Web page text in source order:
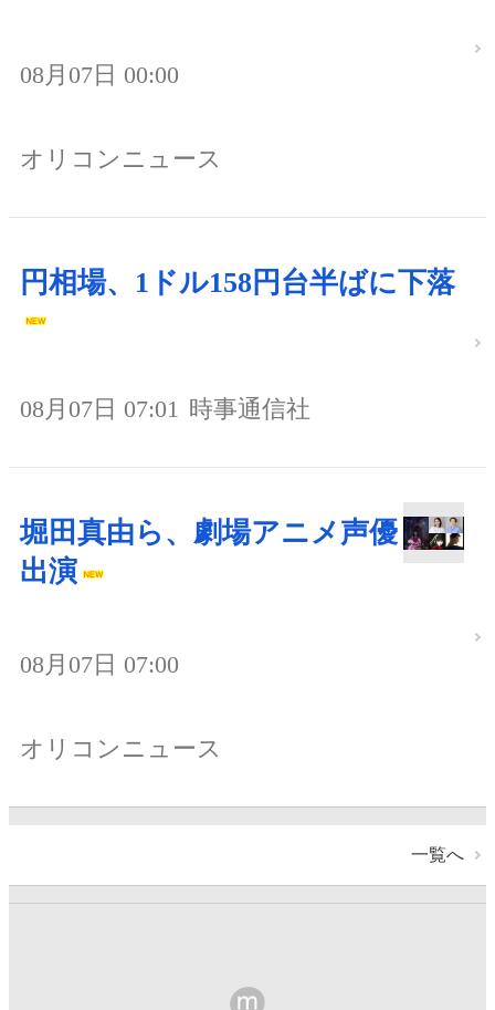
08月07日 00:00
オリコンニュース
円相場、1ドル158円台半ばに下落
08月07日 07:01 時事通信社
堀田真由ら、劇場アニメ声優
出演
08月07日 07:00
オリコンニュース
一覧へ